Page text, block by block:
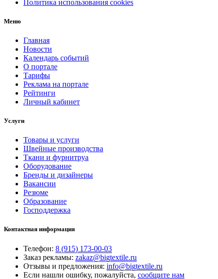
Политика использования cookies
Меню
Главная
Новости
Календарь событий
О портале
Тарифы
Реклама на портале
Рейтинги
Личный кабинет
Услуги
Товары и услуги
Швейные производства
Ткани и фурнитруа
Оборудование
Бренды и дизайнеры
Вакансии
Резюме
Образование
Господдержка
Контактная информация
Телефон: 8 (915) 173-00-03
Заказ рекламы: zakaz@bigtextile.ru
Отзывы и предложения: info@bigtextile.ru
Если нашли ошибку, пожалуйста, сообщите нам